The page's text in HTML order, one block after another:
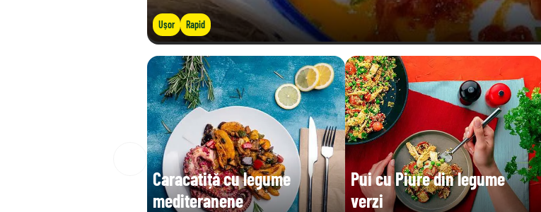
Ușor Rapid
Caracatiță cu legume
mediteranene
Pui cu Piure din legume
verzi